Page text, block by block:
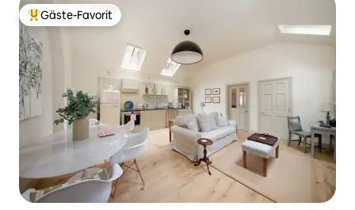
Beliebter Gäste-Favorit.
Gäste-Favorit